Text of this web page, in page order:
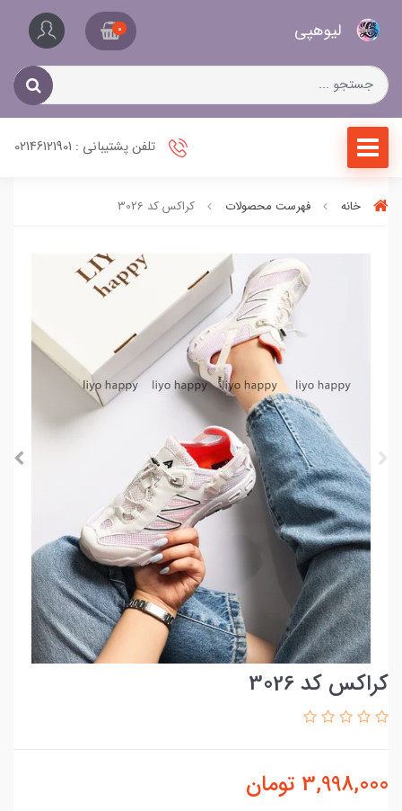
لیو‌هپی 0
تلفن پشتیبانی : 02146121901
خانه فهرست محصولات کراکس کد 3026
کراکس کد 3026
3,998,000 تومان